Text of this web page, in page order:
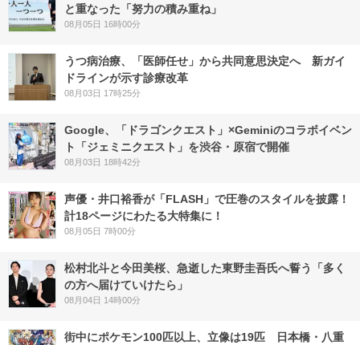
と重なった「努力の積み重ね」
08月05日 16時00分
うつ病治療、「医師任せ」から共同意思決定へ 新ガイ
ドラインが示す診療改革
08月03日 17時25分
Google、「ドラゴンクエスト」×Geminiのコラボイベン
ト「ジェミニクエスト」を渋谷・原宿で開催
08月03日 18時42分
声優・井口裕香が「FLASH」で圧巻のスタイルを披露！
計18ページにわたる大特集に！
08月05日 7時00分
松村北斗と今田美桜、急逝した東野圭吾氏へ誓う「多く
の方へ届けていけたら」
08月04日 14時00分
街中にポケモン100匹以上、立像は19匹 日本橋・八重